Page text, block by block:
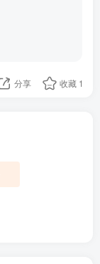
分享 收藏 1